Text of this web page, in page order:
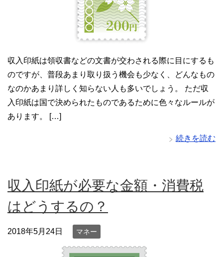
収入印紙は領収書などの文書が交わされる際に目にするも
のですが、普段あまり取り扱う機会も少なく、どんなもの
なのかあまり詳しく知らない人も多いでしょう。 ただ収
入印紙は国で決められたものであるために色々なルールが
あります。 […]
続きを読む
収入印紙が必要な金額・消費税
はどうするの？
2018年5月24日 マネー